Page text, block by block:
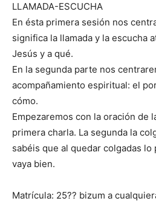
LLAMADA-ESCUCHA
En ésta primera sesión nos
significa la llamada y la escucha
Jesús y a qué.
En la segunda parte nos
acompañamiento espiritual: el
cómo.
Empezaremos con la oración de
primera charla. La segunda la
sabéis que al quedar colgadas
vaya bien.
Matrícula: 25?? bizum a